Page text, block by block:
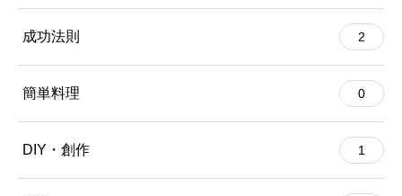
成功法則 2
簡単料理 0
DIY・創作 1